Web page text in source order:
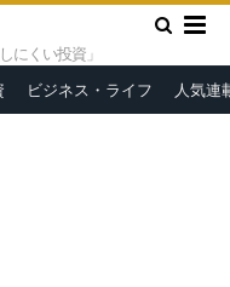
にくい投資」
ビジネス・ライフ 人気連